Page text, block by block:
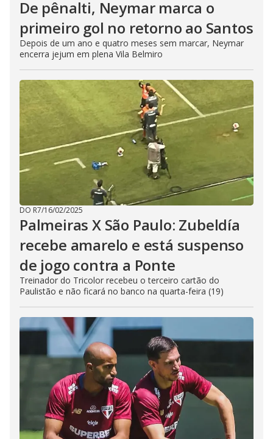
De pênalti, Neymar marca o
primeiro gol no retorno ao Santos
Depois de um ano e quatro meses sem marcar, Neymar
encerra jejum em plena Vila Belmiro
DO R7/16/02/2025
Palmeiras X São Paulo: Zubeldía
recebe amarelo e está suspenso
de jogo contra a Ponte
Treinador do Tricolor recebeu o terceiro cartão do
Paulistão e não ficará no banco na quarta-feira (19)